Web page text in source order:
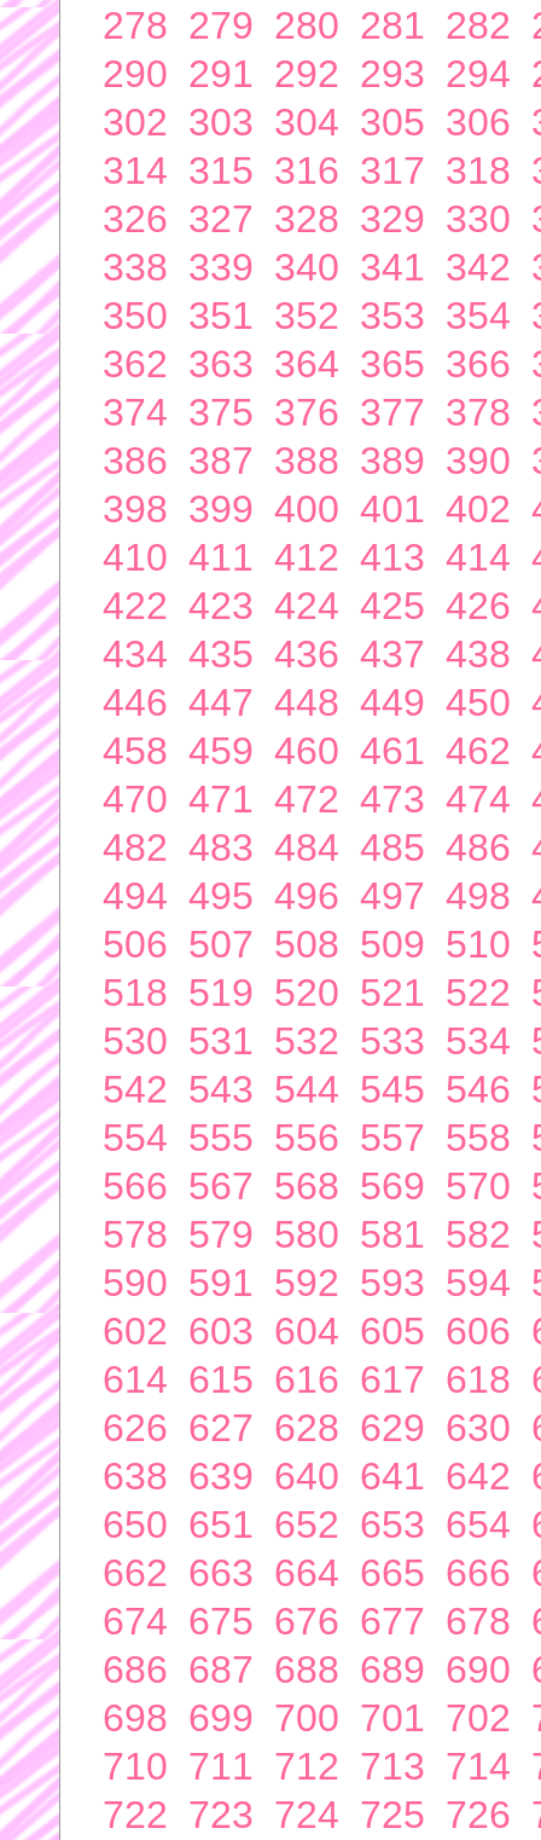
278 279 280 281 282
290 291 292 293 294
302 303 304 305 306
314 315 316 317 318
326 327 328 329 330
338 339 340 341 342
350 351 352 353 354
362 363 364 365 366
374 375 376 377 378
386 387 388 389 390
398 399 400 401 402
410 411 412 413 414
422 423 424 425 426
434 435 436 437 438
446 447 448 449 450
458 459 460 461 462
470 471 472 473 474
482 483 484 485 486
494 495 496 497 498
506 507 508 509 510
518 519 520 521 522
530 531 532 533 534
542 543 544 545 546
554 555 556 557 558
566 567 568 569 570
578 579 580 581 582
590 591 592 593 594
602 603 604 605 606
614 615 616 617 618
626 627 628 629 630
638 639 640 641 642
650 651 652 653 654
662 663 664 665 666
674 675 676 677 678
686 687 688 689 690
698 699 700 701 702
710 711 712 713 714
722 723 724 725 726